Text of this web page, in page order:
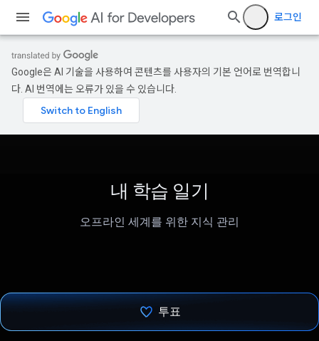
로그인
Google은 AI 기술을 사용하여 콘텐츠를 사용자의 기본 언어로 번역합니
다. AI 번역에는 오류가 있을 수 있습니다.
내 학습 일기
오프라인 세계를 위한 지식 관리
투표